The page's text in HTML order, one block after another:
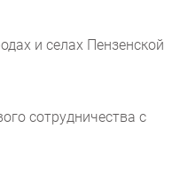
и селах Пензенской
сотрудничества с